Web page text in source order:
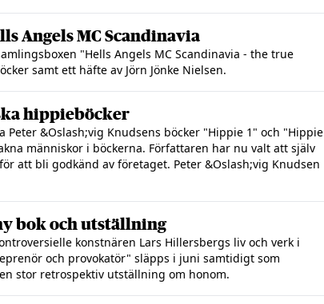
Angels MC Scandinavia
"Hells Angels MC Scandinavia - the true
samt ett häfte av Jörn Jönke Nielsen.
hippieböcker
Peter &Oslash;vig Knudsens böcker "Hippie 1" och "Hippie
människor i böckerna. Författaren har nu valt att själv
att bli godkänd av företaget. Peter &Oslash;vig Knudsen
bok och utställning
konstnären Lars Hillersbergs liv och verk i
och provokatör" släpps i juni samtidigt som
stor retrospektiv utställning om honom.